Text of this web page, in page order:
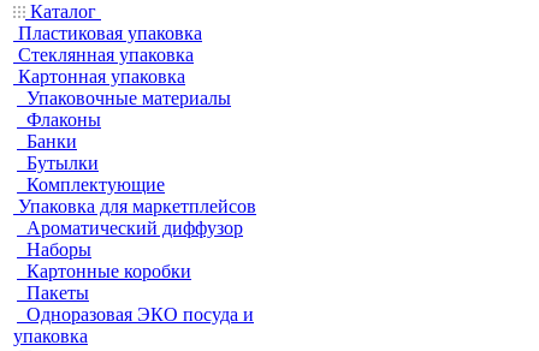
Каталог
Пластиковая упаковка
Стеклянная упаковка
Картонная упаковка
Упаковочные материалы
Флаконы
Банки
Бутылки
Комплектующие
Упаковка для маркетплейсов
Ароматический диффузор
Наборы
Картонные коробки
Пакеты
Одноразовая ЭКО посуда и
упаковка